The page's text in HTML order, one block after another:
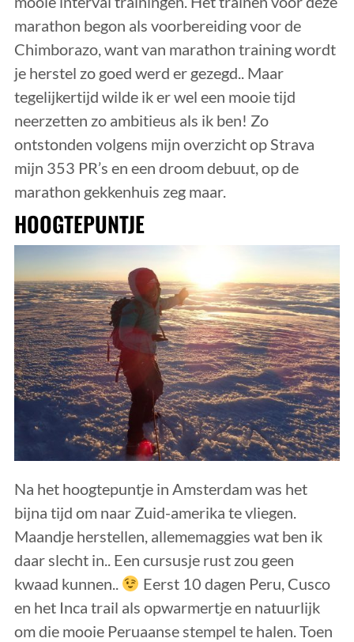
marathon begon als voorbereiding voor de
Chimborazo, want van marathon training wordt
je herstel zo goed werd er gezegd.. Maar
tegelijkertijd wilde ik er wel een mooie tijd
neerzetten zo ambitieus als ik ben! Zo
ontstonden volgens mijn overzicht op Strava
mijn 353 PR’s en een droom debuut, op de
marathon gekkenhuis zeg maar.
HOOGTEPUNTJE
Na het hoogtepuntje in Amsterdam was het
bijna tijd om naar Zuid-amerika te vliegen.
Maandje herstellen, allememaggies wat ben ik
daar slecht in.. Een cursusje rust zou geen
kwaad kunnen..
Eerst 10 dagen Peru, Cusco
en het Inca trail als opwarmertje en natuurlijk
om die mooie Peruaanse stempel te halen. Toen